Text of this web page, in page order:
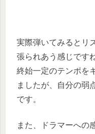
実際弾いてみるとリ
張られあう感じです
終始一定のテンポを
ましたが、自分の弱
です。
また、ドラマーへの